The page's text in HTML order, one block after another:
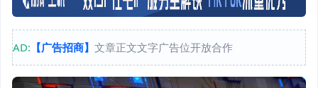
AD: 【广告招商】 文章正文文字广告位开放合作